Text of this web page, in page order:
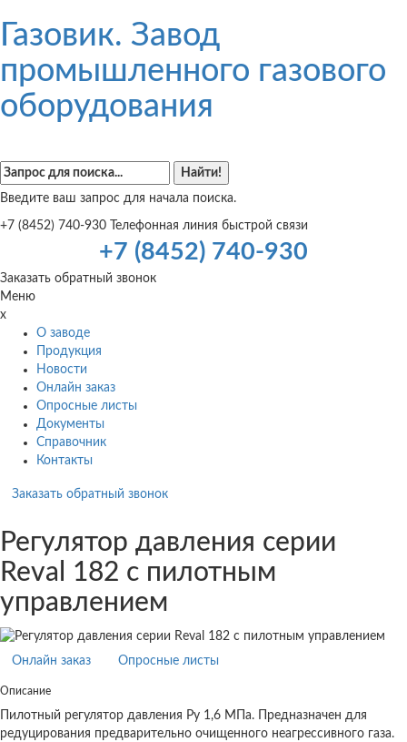
Газовик. Завод
промышленного газового
оборудования
Введите ваш запрос для начала поиска.
+7 (8452) 740-930 Телефонная линия быстрой связи
+7 (8452) 740-930
Заказать обратный звонок
Меню
x
О заводе
Продукция
Новости
Онлайн заказ
Опросные листы
Документы
Справочник
Контакты
Заказать обратный звонок
Регулятор давления серии
Reval 182 с пилотным
управлением
Онлайн заказ Опросные листы
Описание
Пилотный регулятор давления Ру 1,6 МПа. Предназначен для
редуцирования предварительно очищенного неагрессивного газа.